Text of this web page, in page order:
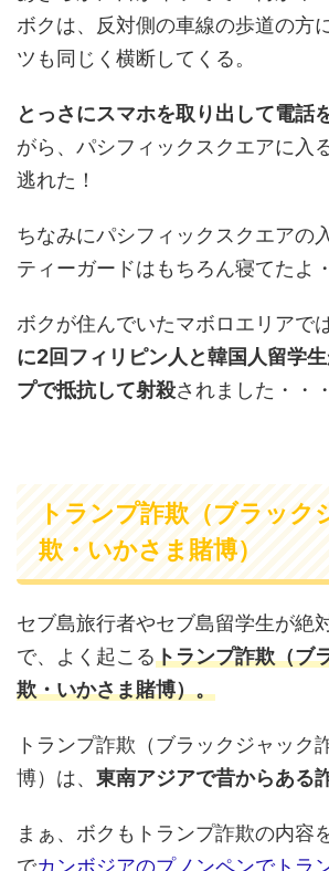
ボクは、反対側の車線の歩道の方
ツも同じく横断してくる。
とっさにスマホを取り出して電話
がら、パシフィックスクエアに入
逃れた！
ちなみにパシフィックスクエアの
ティーガードはもちろん寝てたよ
ボクが住んでいたマボロエリアでは
に2回フィリピン人と韓国人留学
プで抵抗して射殺されました・・・
トランプ詐欺（ブラック
欺・いかさま賭博）
セブ島旅行者やセブ島留学生が絶
で、よく起こるトランプ詐欺（ブ
欺・いかさま賭博）。
トランプ詐欺（ブラックジャック
博）は、 東南アジアで昔からある
まぁ、ボクもトランプ詐欺の内容
でカンボジアのプノンペンでトラ